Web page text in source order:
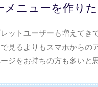
メニューを作り
ットユーザーも増えてき
見るよりもスマホからの
ジをお持ちの方も多いと